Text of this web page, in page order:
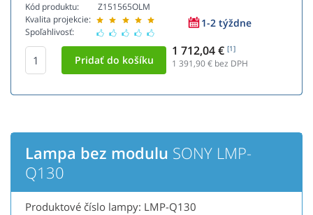
Kód produktu:
Kvalita projekcie:
Spoľahlivosť:
Z151565OLM
1-2 týždne
1 712,04 € [1]
1 391,90€ bez DPH
Lampa bez modulu SONY LMP-
Q130
Produktové číslo lampy: LMP-Q130